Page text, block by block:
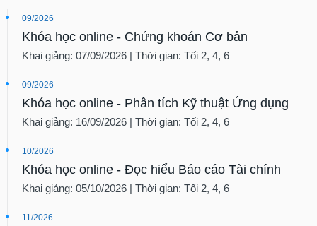
09/2026
Khóa học online - Chứng khoán Cơ bản
Khai giảng: 07/09/2026 | Thời gian: Tối 2, 4, 6
09/2026
Khóa học online - Phân tích Kỹ thuật Ứng dụng
Khai giảng: 16/09/2026 | Thời gian: Tối 2, 4, 6
10/2026
Khóa học online - Đọc hiểu Báo cáo Tài chính
Khai giảng: 05/10/2026 | Thời gian: Tối 2, 4, 6
11/2026